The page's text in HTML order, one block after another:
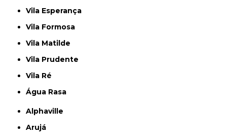
Vila Esperança
Vila Formosa
Vila Matilde
Vila Prudente
Vila Ré
Água Rasa
Alphaville
Arujá